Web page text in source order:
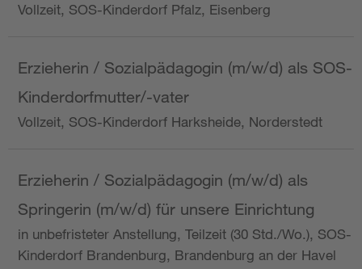
Vollzeit, SOS-Kinderdorf Pfalz, Eisenberg
Erzieherin / Sozialpädagogin (m/w/d) als SOS-
Kinderdorfmutter/-vater
Vollzeit, SOS-Kinderdorf Harksheide, Norderstedt
Erzieherin / Sozialpädagogin (m/w/d) als
Springerin (m/w/d) für unsere Einrichtung
in unbefristeter Anstellung, Teilzeit (30 Std./Wo.), SOS-
Kinderdorf Brandenburg, Brandenburg an der Havel